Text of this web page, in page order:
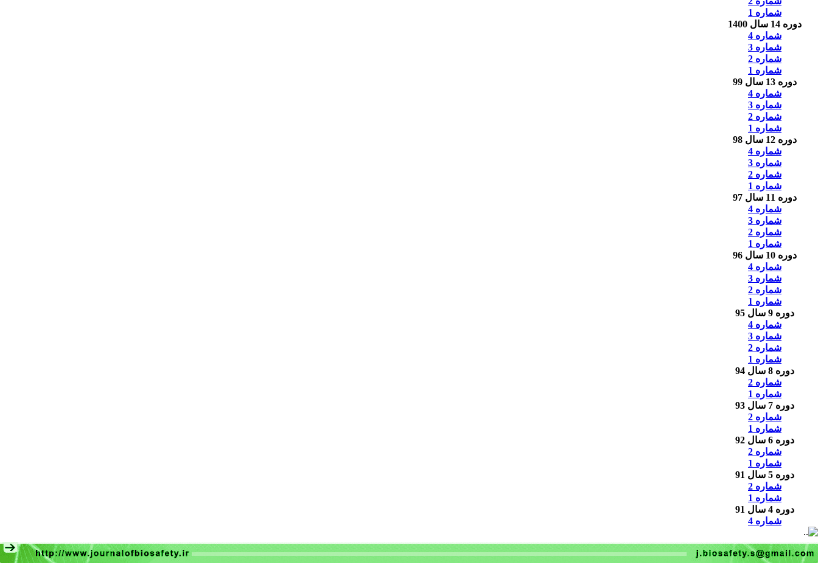
شماره 1
دوره 14 سال 1400
شماره 4
شماره 3
شماره 2
شماره 1
دوره 13 سال 99
شماره 4
شماره 3
شماره 2
شماره 1
دوره 12 سال 98
شماره 4
شماره 3
شماره 2
شماره 1
دوره 11 سال 97
شماره 4
شماره 3
شماره 2
شماره 1
دوره 10 سال 96
شماره 4
شماره 3
شماره 2
شماره 1
دوره 9 سال 95
شماره 4
شماره 3
شماره 2
شماره 1
دوره 8 سال 94
شماره 2
شماره 1
دوره 7 سال 93
شماره 2
شماره 1
دوره 6 سال 92
شماره 2
شماره 1
دوره 5 سال 91
شماره 2
شماره 1
دوره 4 سال 91
شماره 4